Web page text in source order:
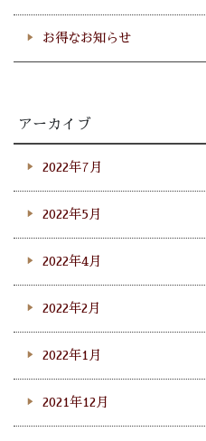
お得なお知らせ
アーカイブ
2022年7月
2022年5月
2022年4月
2022年2月
2022年1月
2021年12月